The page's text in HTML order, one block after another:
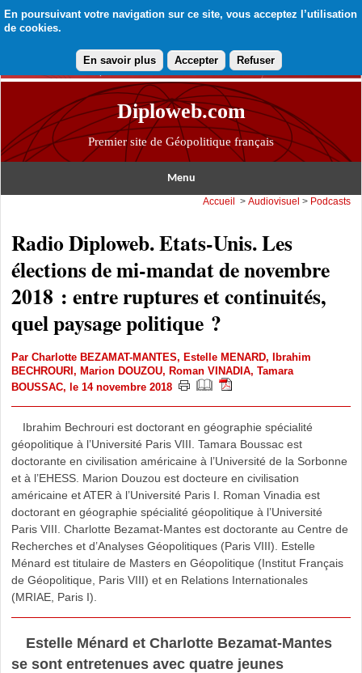
En poursuivant votre navigation sur ce site, vous acceptez l’utilisation
de cookies.
En savoir plus Accepter Refuser
Diploweb.com
Premier site de Géopolitique français
Menu
Accueil >Audiovisuel > Podcasts
Radio Diploweb. Etats-Unis. Les
élections de mi-mandat de novembre
2018 : entre ruptures et continuités,
quel paysage politique ?
Par Charlotte BEZAMAT-MANTES, Estelle MENARD,
Ibrahim
BECHROURI , Marion DOUZOU, Roman VINADIA, Tamara
BOUSSAC, le 14 novembre 2018
Ibrahim Bechrouri est doctorant en géographie spécialité
géopolitique à l’Université Paris VIII. Tamara Boussac est
doctorante en civilisation américaine à l’Université de la Sorbonne
et à l’EHESS. Marion Douzou est docteure en civilisation
américaine et ATER à l’Université Paris I. Roman Vinadia est
doctorant en géographie spécialité géopolitique à l’Université
Paris VIII. Charlotte Bezamat-Mantes est doctorante au Centre de
Recherches et d’Analyses Géopolitiques (Paris VIII). Estelle
Ménard est titulaire de Masters en Géopolitique (Institut Français
de Géopolitique, Paris VIII) et en Relations Internationales
(MRIAE, Paris I).
Estelle Ménard et Charlotte Bezamat-Mantes
se sont entretenues avec quatre jeunes